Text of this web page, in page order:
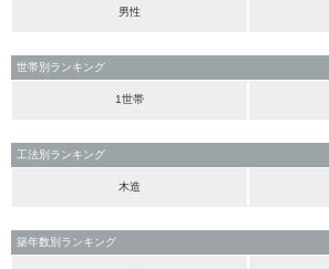
男性
世帯別ランキング
1世帯
工法別ランキング
木造
築年数別ランキング